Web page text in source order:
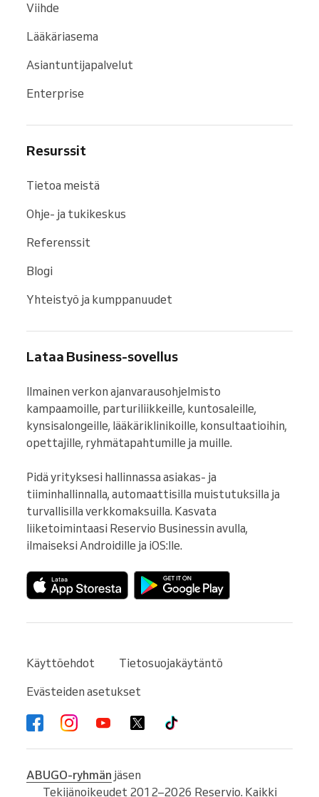
Viihde
Lääkäriasema
Asiantuntijapalvelut
Enterprise
Resurssit
Tietoa meistä
Ohje- ja tukikeskus
Referenssit
Blogi
Yhteistyö ja kumppanuudet
Lataa Business-sovellus
Ilmainen verkon ajanvarausohjelmisto
kampaamoille, parturiliikkeille, kuntosaleille,
kynsisalongeille, lääkäriklinikoille, konsultaatioihin,
opettajille, ryhmätapahtumille ja muille.
Pidä yrityksesi hallinnassa asiakas- ja
tiiminhallinnalla, automaattisilla muistutuksilla ja
turvallisilla verkkomaksuilla. Kasvata
liiketoimintaasi Reservio Businessin avulla,
ilmaiseksi Androidille ja iOS:lle.
Käyttöehdot
Tietosuojakäytäntö
Evästeiden asetukset
ABUGO-ryhmän jäsen
Tekijänoikeudet 2012–2026 Reservio. Kaikki